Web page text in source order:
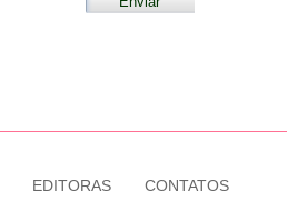
EDITORAS CONTATOS